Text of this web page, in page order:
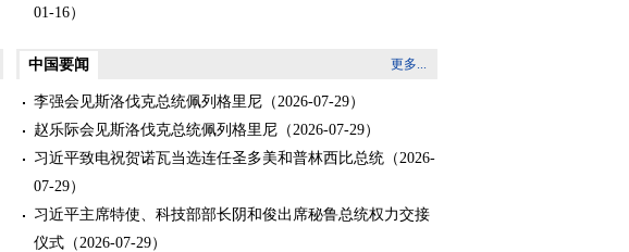
01-16）
电（2026-01-04）
习近平向瑞士新任联邦主席帕姆兰致贺电 （2026-01-01）
中国—瑞士自贸协定升级第三轮谈判在京举行（2025-11-
14）
中国要闻 更多...
李强会见斯洛伐克总统佩列格里尼 （2026-07-29）
赵乐际会见斯洛伐克总统佩列格里尼 （2026-07-29）
习近平致电祝贺诺瓦当选连任圣多美和普林西比总统 （2026-
07-29）
习近平主席特使、科技部部长阴和俊出席秘鲁总统权力交接
仪式 （2026-07-29）